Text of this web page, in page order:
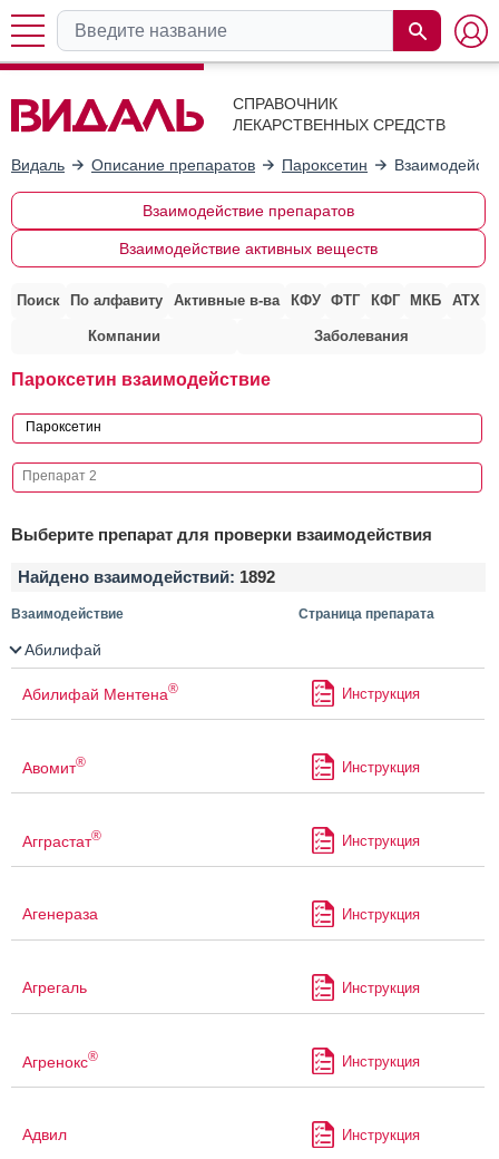
СПРАВОЧНИК
ЛЕКАРСТВЕННЫХ СРЕДСТВ
Видаль Описание препаратов Пароксетин
Взаимодействие препаратов
Взаимодействие активных веществ
Поиск По алфавиту Активные в-ва КФУ ФТГ КФГ МКБ АТХ
Компании Заболевания
Пароксетин взаимодействие
Выберите препарат для проверки взаимодействия
Найдено взаимодействий: 1892
Взаимодействие Страница препарата
Абилифай
Абилифай Ментена® Инструкция
Авомит® Инструкция
Агграстат® Инструкция
Агенераза Инструкция
Агрегаль Инструкция
Агренокс® Инструкция
Адвил Инструкция